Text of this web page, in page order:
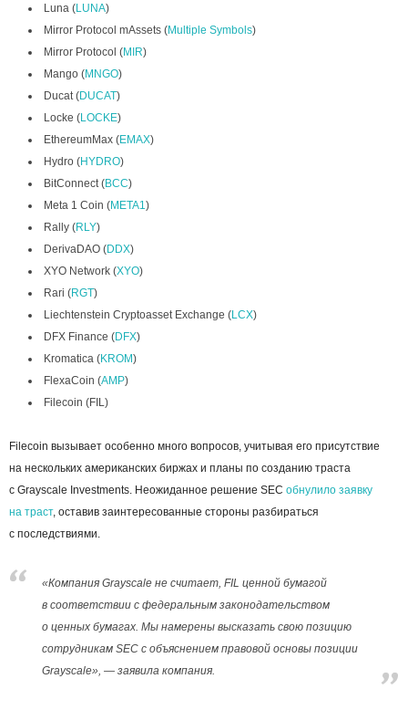
Luna (LUNA)
Mirror Protocol mAssets (Multiple Symbols)
Mirror Protocol (MIR)
Mango (MNGO)
Ducat (DUCAT)
Locke (LOCKE)
EthereumMax (EMAX)
Hydro (HYDRO)
BitConnect (BCC)
Meta 1 Coin (META1 )
Rally (RLY)
DerivaDAO (DDX)
XYO Network (XYO)
Rari (RGT)
Liechtenstein Cryptoasset Exchange (LCX)
DFX Finance (DFX)
Kromatica (KROM)
FlexaCoin (AMP)
Filecoin (FIL)
Filecoin вызывает особенно много вопросов, учитывая его присутствие
на нескольких американских биржах и планы по созданию траста
с Grayscale Investments. Неожиданное решение SEC обнулило заявку
на траст, оставив заинтересованные стороны разбираться
с последствиями.
«Компания Grayscale не считает, FIL ценной бумагой
в соответствии с федеральным законодательством
о ценных бумагах. Мы намерены высказать свою позицию
сотрудникам SEC с объяснением правовой основы позиции
Grayscale», — заявила компания.